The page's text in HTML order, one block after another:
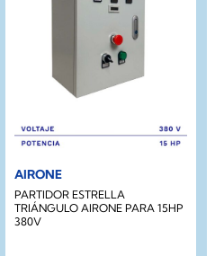
AIRONE
PARTIDOR ESTRELLA
TRIÁNGULO AIRONE PARA 15HP
380V